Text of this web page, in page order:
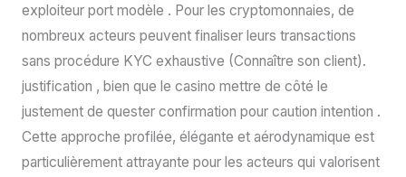
exploiteur port modèle . Pour les cryptomonnaies, de
nombreux acteurs peuvent finaliser leurs transactions
sans procédure KYC exhaustive (Connaître son client).
justification , bien que le casino mettre de côté le
justement de quester confirmation pour caution intention .
Cette approche profilée, élégante et aérodynamique est
particulièrement attrayante pour les acteurs qui valorisent